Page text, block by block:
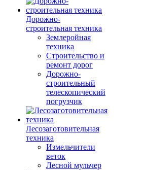
Дорожно-
строительная техника
Землеройная
техника
Строительство и
ремонт дорог
Дорожно-
строительный
телескопический
погрузчик
Лесозаготовительная
техника
Измельчители
веток
Лесной мульчер